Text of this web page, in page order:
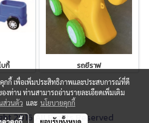
บกี้ รถยีราฟ
2016 All Rights Reserved
คุกกี้ เพื่อเพิ่มประสิทธิภาพและประสบการณ์ที่ดี
องท่าน ท่านสามารถอ่านรายละเอียดเพิ่มเติม
ส่วนตัว และ นโยบายคุกกี้